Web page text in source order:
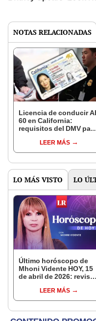
NOTAS RELACIONADAS
Licencia de conducir
60 en California:
requisitos del DMV
comprobante de
presencia legal en EE.
LEER MÁS
LO MÁS VISTO LO
Último horóscopo de
Mhoni Vidente HOY, 15
de abril de 2026: revisa
signo y entérate si te
espera un día
LEER MÁS